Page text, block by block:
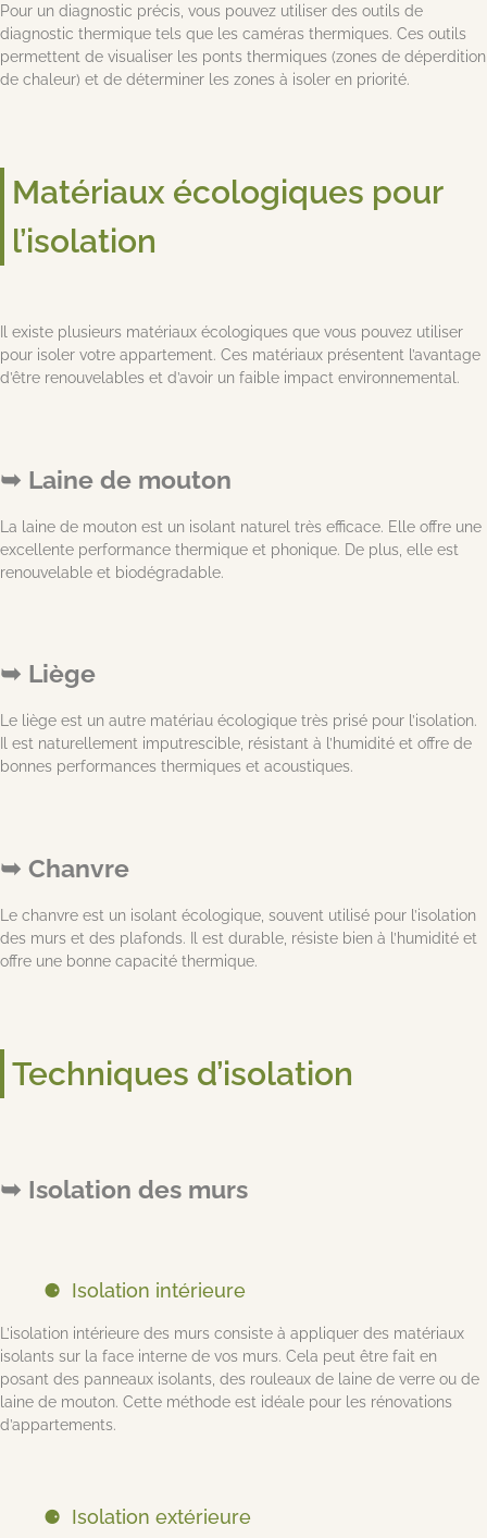
Pour un diagnostic précis, vous pouvez utiliser des outils de
diagnostic thermique tels que les caméras thermiques. Ces outils
permettent de visualiser les ponts thermiques (zones de déperdition
de chaleur) et de déterminer les zones à isoler en priorité.
Matériaux écologiques pour
l’isolation
Il existe plusieurs matériaux écologiques que vous pouvez utiliser
pour isoler votre appartement. Ces matériaux présentent l’avantage
d’être renouvelables et d’avoir un faible impact environnemental.
Laine de mouton
La laine de mouton est un isolant naturel très efficace. Elle offre une
excellente performance thermique et phonique. De plus, elle est
renouvelable et biodégradable.
Liège
Le liège est un autre matériau écologique très prisé pour l’isolation.
Il est naturellement imputrescible, résistant à l’humidité et offre de
bonnes performances thermiques et acoustiques.
Chanvre
Le chanvre est un isolant écologique, souvent utilisé pour l’isolation
des murs et des plafonds. Il est durable, résiste bien à l’humidité et
offre une bonne capacité thermique.
Techniques d’isolation
Isolation des murs
Isolation intérieure
L’isolation intérieure des murs consiste à appliquer des matériaux
isolants sur la face interne de vos murs. Cela peut être fait en
posant des panneaux isolants, des rouleaux de laine de verre ou de
laine de mouton. Cette méthode est idéale pour les rénovations
d’appartements.
Isolation extérieure